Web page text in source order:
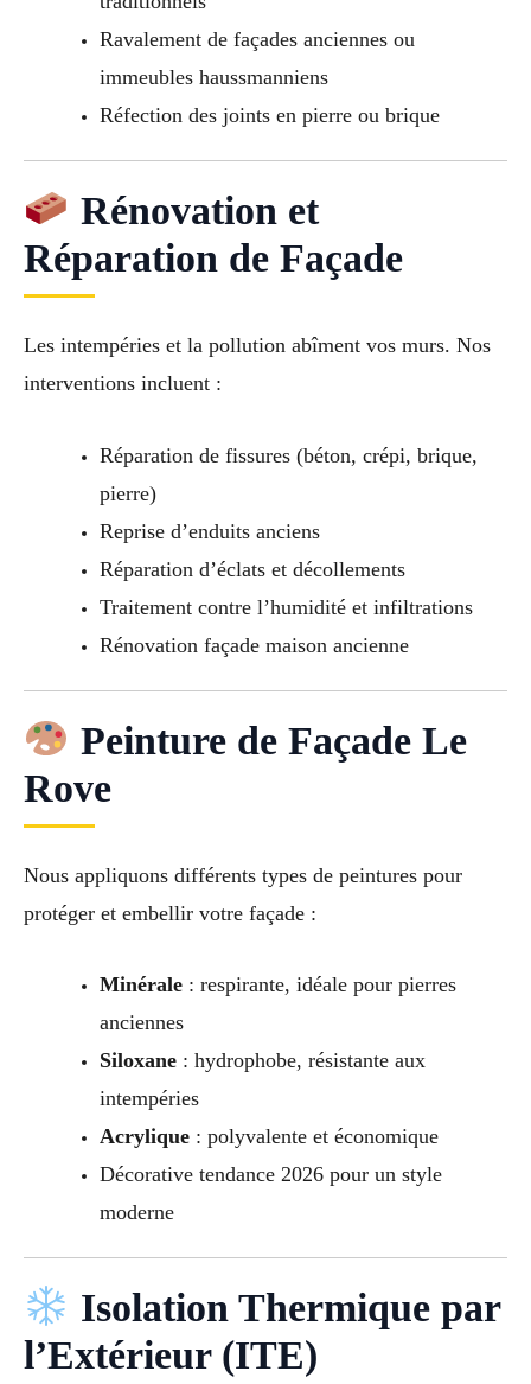
Ravalement de façades anciennes ou
immeubles haussmanniens
Réfection des joints en pierre ou brique
Rénovation et
Réparation de Façade
Les intempéries et la pollution abîment vos murs. Nos
interventions incluent :
Réparation de fissures (béton, crépi, brique,
pierre)
Reprise d’enduits anciens
Réparation d’éclats et décollements
Traitement contre l’humidité et infiltrations
Rénovation façade maison ancienne
Peinture de Façade Le
Rove
Nous appliquons différents types de peintures pour
protéger et embellir votre façade :
Minérale: respirante, idéale pour pierres
anciennes
Siloxane: hydrophobe, résistante aux
intempéries
Acrylique: polyvalente et économique
Décorative tendance 2026 pour un style
moderne
Isolation Thermique par
l’Extérieur (ITE)